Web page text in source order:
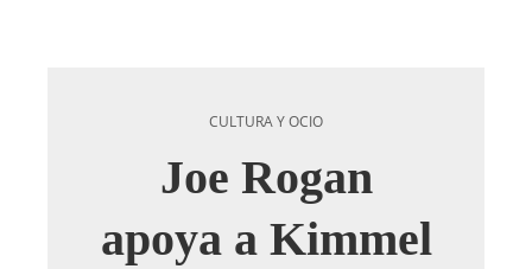
CULTURA Y OCIO
Joe Rogan
apoya a Kimmel